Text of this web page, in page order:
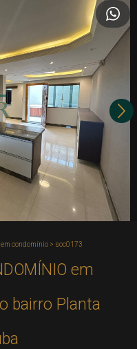
condomínio > soc0173
em
bairro Planta